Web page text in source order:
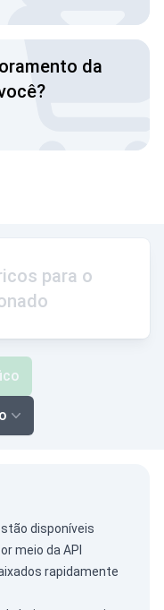
da
para o
disponíveis
meio da API
rapidamente